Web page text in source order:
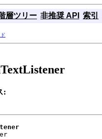
層ツリー 非推奨 API 索引
: